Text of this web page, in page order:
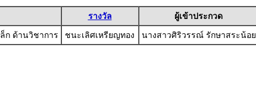
รางวัล ผู้เข้าประกวด
ก ด้านวิชาการ ชนะเลิศเหรียญทอง นางสาวศิริวรรณ์ รักษาสระน้อย